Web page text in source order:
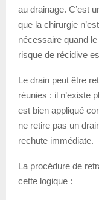
au drainage. C’est
que la chirurgie
nécessaire quand
risque de récidive
Le drain peut être
réunies : il n’existe
est bien appliqué
ne retire pas un
rechute immédiate.
La procédure de
cette logique :